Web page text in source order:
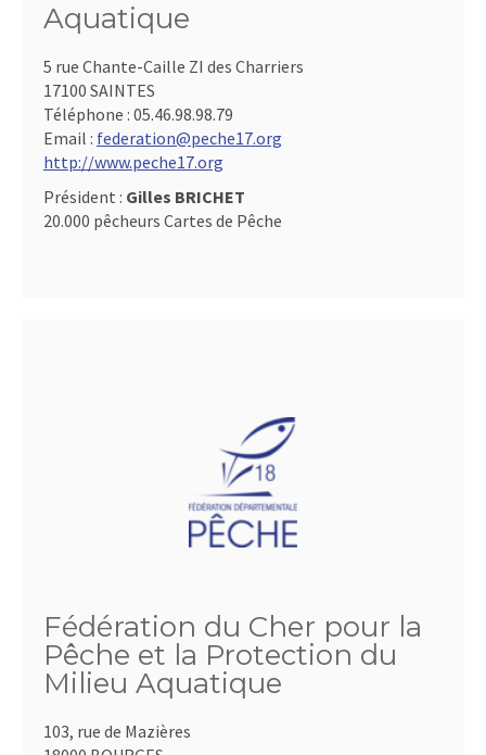
Aquatique
5 rue Chante-Caille ZI des Charriers
17100 SAINTES
Téléphone : 05.46.98.98.79
Email : federation@peche17.org
http://www.peche17.org
Président : Gilles BRICHET
20.000 pêcheurs Cartes de Pêche
Fédération du Cher pour la
Pêche et la Protection du
Milieu Aquatique
103, rue de Mazières